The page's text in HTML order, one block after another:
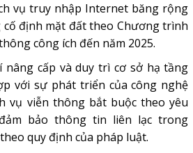
vụ truy nhập Internet băng rộng
định mặt đất theo Chương trình
công ích đến năm 2025.
cấp và duy trì cơ sở hạ tầng
với sự phát triển của công nghệ
vụ viễn thôngbắt buộc theo yêu
bảo thông tin liên lạc trong
quy định của pháp luật.